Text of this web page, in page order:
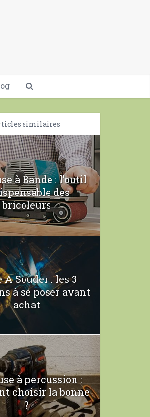
similaires
à Bande : l’outil
des
bricoleurs
A Souder : les 3
à se poser avant
achat
à percussion :
choisir la bonne
?